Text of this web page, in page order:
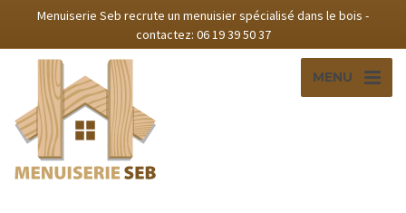
Menuiserie Seb recrute un menuisier spécialisé dans le bois -
contactez: 06 19 39 50 37‬
MENU